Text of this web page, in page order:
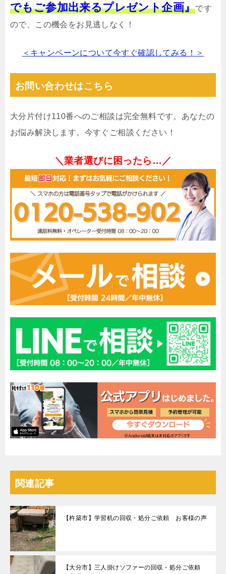
でもご参加出来るプレゼント企画』です
ので、この機会をお見逃しなく！
＜キャンペーンについて今すぐ確認してみる！＞
お問い合わせはこちら
大分片付け110番へのご相談は完全無料です。あなたの
お悩み解決します。今すぐご相談ください！
＼業者選びに困ったら…／
関連記事
【杵築市】学習机の回収・処分ご依頼 お客様の声
【大分市】三人掛けソファーの回収・処分ご依頼